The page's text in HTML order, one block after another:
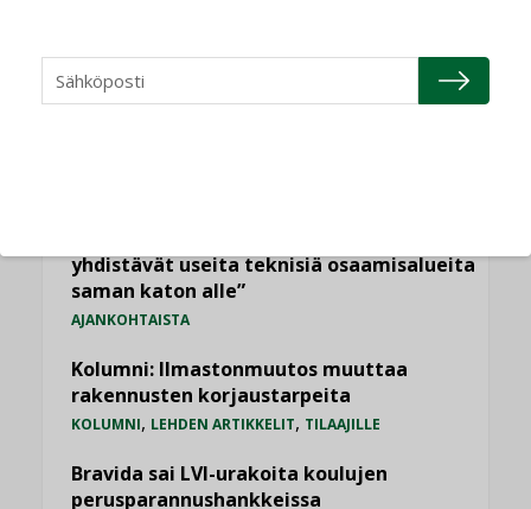
Viikko
yhdistävät useita teknisiä osaamisalueita
saman katon alle”
AJANKOHTAISTA
Kolumni: Ilmastonmuutos muuttaa
rakennusten korjaustarpeita
KOLUMNI, LEHDEN ARTIKKELIT, TILAAJILLE
Bravida sai LVI-urakoita koulujen
perusparannushankkeissa